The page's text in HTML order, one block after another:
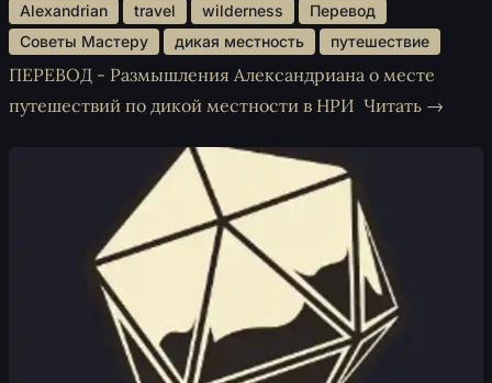
Alexandrian travel wilderness
Перевод
Советы Мастеру
дикая местность путешествие
ПЕРЕВОД - Размышления Александриана о месте
путешествий по дикой местности в НРИ Читать →